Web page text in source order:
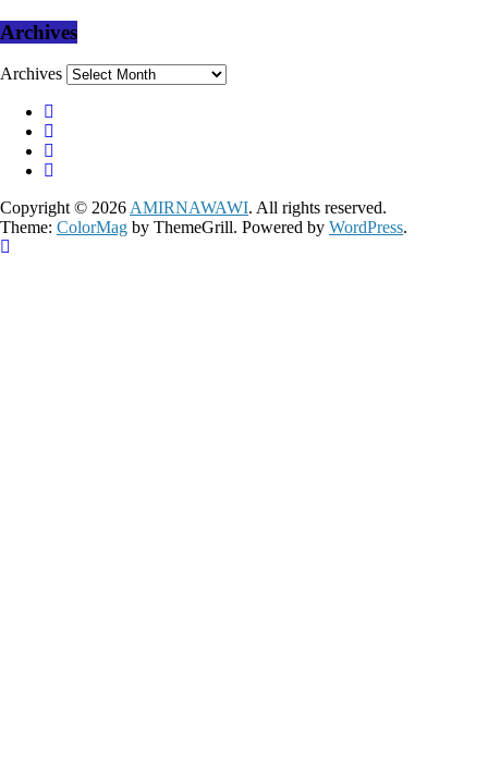
Archives
Archives
Copyright © 2026 AMIRNAWAWI. All rights reserved.
Theme: ColorMag by ThemeGrill. Powered by WordPress.